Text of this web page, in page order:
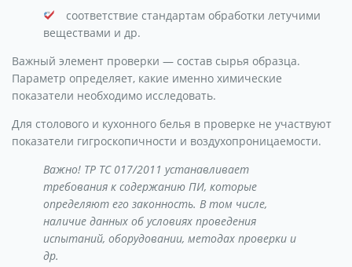
соответствие стандартам обработки летучими
веществами и др.
Важный элемент проверки — состав сырья образца.
Параметр определяет, какие именно химические
показатели необходимо исследовать.
Для столового и кухонного белья в проверке не участвуют
показатели гигроскопичности и воздухопроницаемости.
Важно! ТР ТС 017/2011 устанавливает
требования к содержанию ПИ, которые
определяют его законность. В том числе,
наличие данных об условиях проведения
испытаний, оборудовании, методах проверки и
др.